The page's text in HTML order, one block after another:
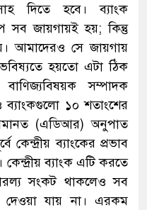
দিতে হবে। ব্যাংক
সব জায়গায়ই হয়; কিন্তু
আমাদেরও সে জায়গায়
হয়তো এটা ঠিক
সম্পাদক
১০ শতাংশের
(এডিআর) অনুপাত
কেন্দ্রীয় ব্যাংকের প্রভাব
ব্যাংক এটি করতে
সংকট থাকলেও সব
দেওয়া যায় না। এরকম